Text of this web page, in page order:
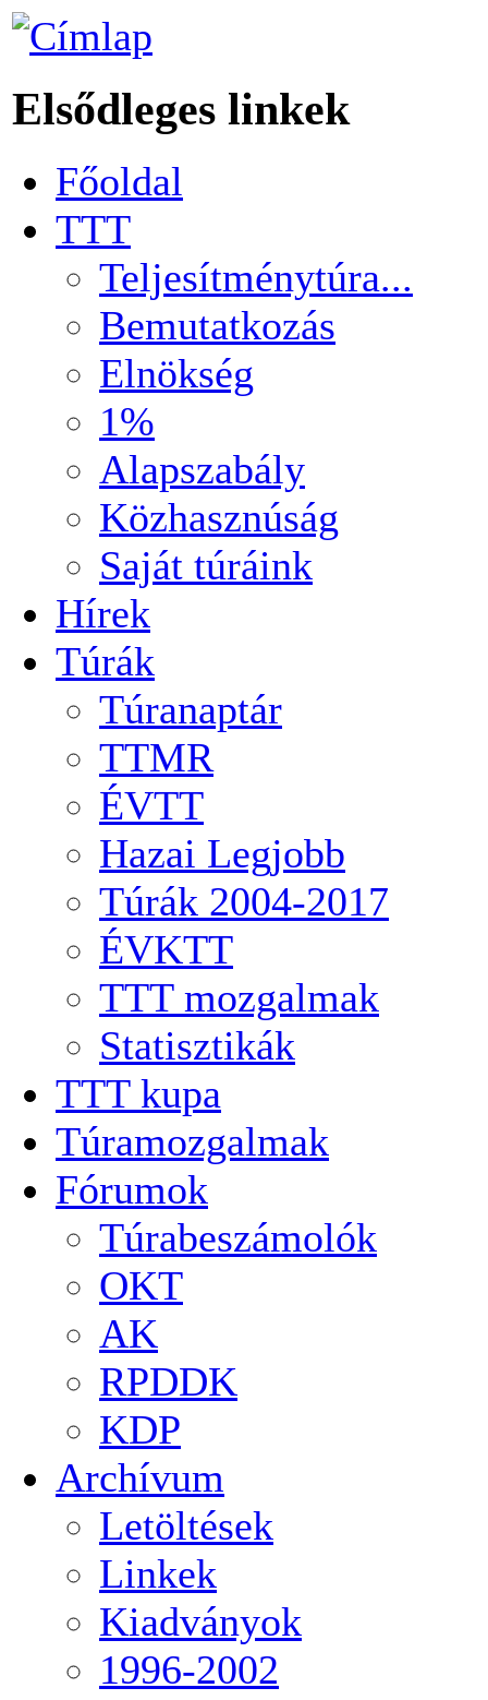
Elsődleges linkek
Főoldal
TTT
Teljesítménytúra...
Bemutatkozás
Elnökség
1%
Alapszabály
Közhasznúság
Saját túráink
Hírek
Túrák
Túranaptár
TTMR
ÉVTT
Hazai Legjobb
Túrák 2004-2017
ÉVKTT
TTT mozgalmak
Statisztikák
TTT kupa
Túramozgalmak
Fórumok
Túrabeszámolók
OKT
AK
RPDDK
KDP
Archívum
Letöltések
Linkek
Kiadványok
1996-2002